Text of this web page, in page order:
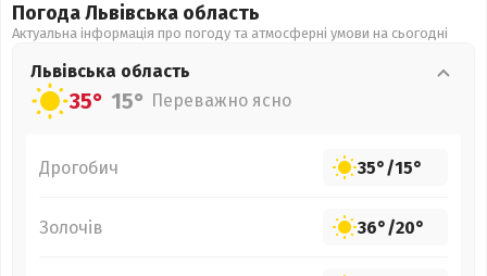
Погода Львівська область
Актуальна інформація про погоду та атмосферні умови на сьогодні
Львівська область
35° 15° Переважно ясно
Дрогобич 35°/15°
Золочів 36°/20°